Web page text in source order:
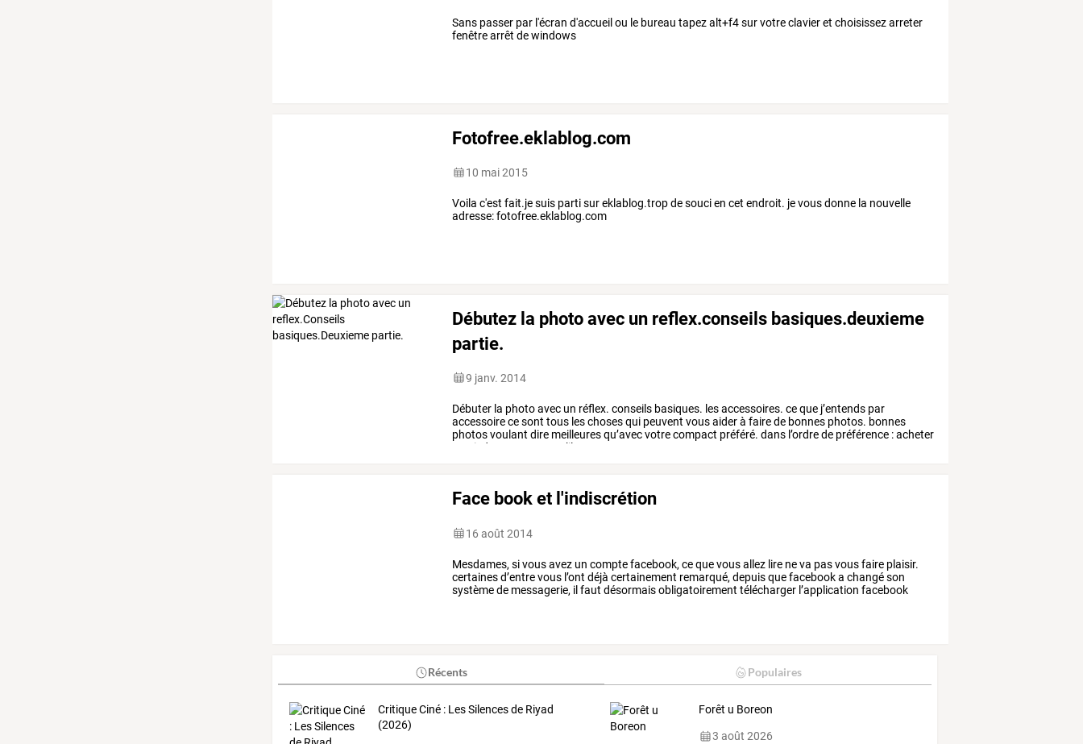
Sans passer par l'écran d'accueil ou le bureau tapez alt+f4 sur votre clavier et choisissez arreter
fenêtre arrêt de windows
Fotofree.eklablog.com
10 mai 2015
Voila c'est fait.je suis parti sur eklablog.trop de souci en cet endroit. je vous donne la nouvelle
adresse: fotofree.eklablog.com
Débutez la photo avec un reflex.conseils basiques.deuxieme
partie.
9 janv. 2014
Débuter la photoavec un réflex. conseils basiques. lesaccessoires. ceque j’entends par
accessoirecesont tous leschosesqui peuvent vousaiderà fairede bonnes photos. bonnes
photosvoulant dire meilleuresqu’avecvotrecompact préféré. dans l’ordrede préférence :acheter
pied, qu’il
Face book et l'indiscrétion
16 août 2014
Mesdames, sivousavez un comptefacebook, cequevousallez lire neva pasvousfaire plaisir.
certainesd’entrevous l’ont déjà certainement remarqué, depuisquefacebooka changéson
systèmede messagerie, ilfaut désormaisobligatoirement télécharger l’application facebook
Récents Populaires
Critique Ciné : Les Silences de Riyad
(2026)
Forêt u Boreon
3 août 2026